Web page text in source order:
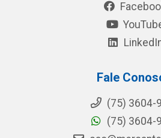
Fale
(75) 3604-
(75) 3604-